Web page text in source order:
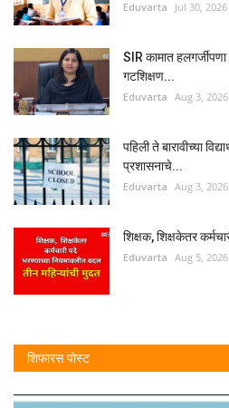
Eduvarta Jul 30, 2026
SIR कामात
गटशिक्षण...
Eduvarta Aug 3, 2026
पहिली ते बारावीच्या
प्रशासनाचे...
Eduvarta Aug 3, 2026
शिक्षक, शिक्षकेतर
Eduvarta Aug 5, 2026
शिफारस पोस्ट